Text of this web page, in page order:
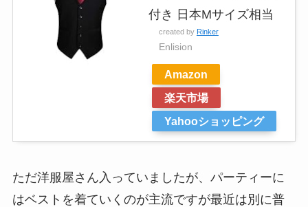
付き 日本Mサイズ相当
created by Rinker
Enlision
Amazon
楽天市場
Yahooショッピング
ただ洋服屋さん入っていましたが、パーティーに
はベストを着ていくのが主流ですが最近は別に普